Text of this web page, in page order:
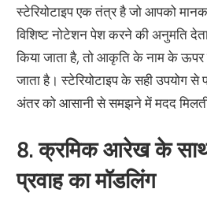
स्टेरियोटाइप एक तंत्र है जो आपको
विशिष्ट नोटेशन पेश करने की अनुमति
किया जाता है, तो आकृति के नाम के ऊपर
जाता है। स्टेरियोटाइप के सही उपयोग
अंतर को आसानी से समझने में मदद
8. क्रमिक आरेख के साथ
प्रवाह का मॉडलिंग